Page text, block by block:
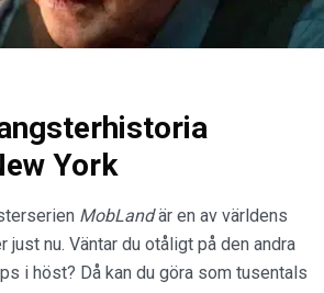
York
MobLandär en av världens
just nu. Väntar du otåligt på den andra
i höst? Då kan du göra som tusentals